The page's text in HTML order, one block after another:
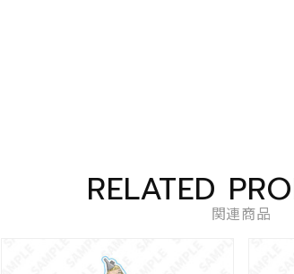
RELATED
関連商品